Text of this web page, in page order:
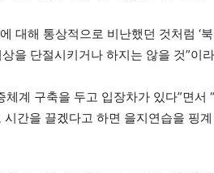
대해 통상적으로 비난했던 것처럼 ‘
을 단절시키거나 하지는 않을 것”이
계 구축을 두고 입장차가 있다”면서
간을 끌겠다고 하면 을지연습을 핑